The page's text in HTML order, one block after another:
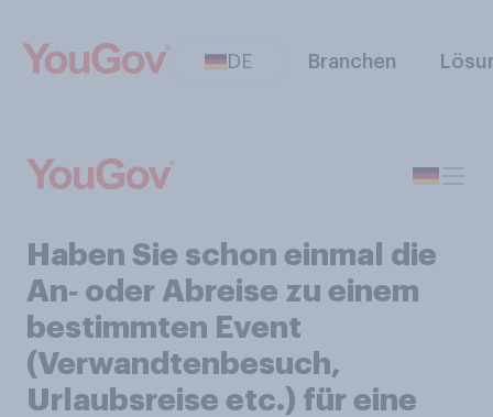
DE Branchen
Haben Sie schon einmal die
An‑ oder Abreise zu einem
bestimmten Event
(Verwandtenbesuch,
Urlaubsreise etc.) für eine